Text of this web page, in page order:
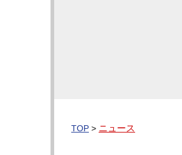
TOP > ニュース